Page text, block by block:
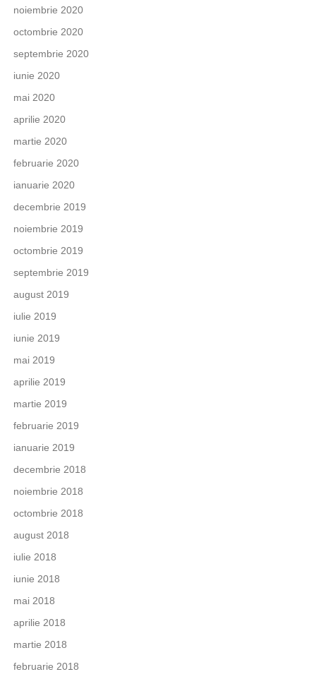
noiembrie 2020
octombrie 2020
septembrie 2020
iunie 2020
mai 2020
aprilie 2020
martie 2020
februarie 2020
ianuarie 2020
decembrie 2019
noiembrie 2019
octombrie 2019
septembrie 2019
august 2019
iulie 2019
iunie 2019
mai 2019
aprilie 2019
martie 2019
februarie 2019
ianuarie 2019
decembrie 2018
noiembrie 2018
octombrie 2018
august 2018
iulie 2018
iunie 2018
mai 2018
aprilie 2018
martie 2018
februarie 2018